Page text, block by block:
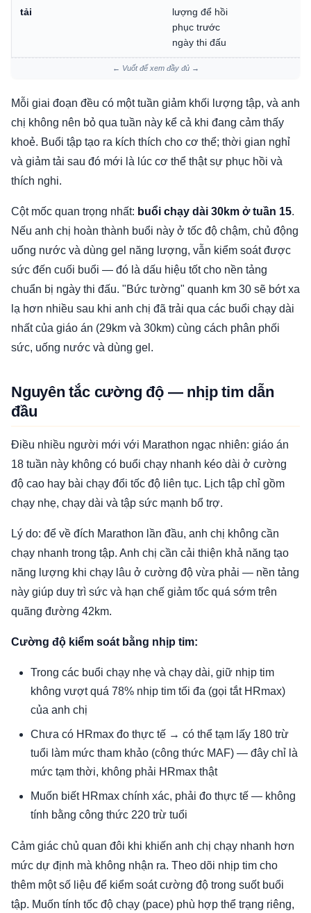
tải
lượng để hồi
phục trước
ngày thi đấu
← Vuốt để xem đầy đủ →
Mỗi giai đoạn đều có một tuần giảm khối lượng tập, và anh
chị không nên bỏ qua tuần này kể cả khi đang cảm thấy
khoẻ. Buổi tập tạo ra kích thích cho cơ thể; thời gian nghỉ
và giảm tải sau đó mới là lúc cơ thể thật sự phục hồi và
thích nghi.
Cột mốc quan trọng nhất: buổi chạy dài 30km ở tuần 15.
Nếu anh chị hoàn thành buổi này ở tốc độ chậm, chủ động
uống nước và dùng gel năng lượng, vẫn kiểm soát được
sức đến cuối buổi — đó là dấu hiệu tốt cho nền tảng
chuẩn bị ngày thi đấu. "Bức tường" quanh km 30 sẽ bớt xa
lạ hơn nhiều sau khi anh chị đã trải qua các buổi chạy dài
nhất của giáo án (29km và 30km) cùng cách phân phối
sức, uống nước và dùng gel.
Nguyên tắc cường độ — nhịp tim dẫn
đầu
Điều nhiều người mới với Marathon ngạc nhiên: giáo án
18 tuần này không có buổi chạy nhanh kéo dài ở cường
độ cao hay bài chạy đổi tốc độ liên tục. Lịch tập chỉ gồm
chạy nhẹ, chạy dài và tập sức mạnh bổ trợ.
Lý do: để về đích Marathon lần đầu, anh chị không cần
chạy nhanh trong tập. Anh chị cần cải thiện khả năng tạo
năng lượng khi chạy lâu ở cường độ vừa phải — nền tảng
này giúp duy trì sức và hạn chế giảm tốc quá sớm trên
quãng đường 42km.
Cường độ kiểm soát bằng nhịp tim:
Trong các buổi chạy nhẹ và chạy dài, giữ nhịp tim
không vượt quá 78% nhịp tim tối đa (gọi tắt HRmax)
của anh chị
Chưa có HRmax đo thực tế → có thể tạm lấy 180 trừ
tuổi làm mức tham khảo (công thức MAF) — đây chỉ là
mức tạm thời, không phải HRmax thật
Muốn biết HRmax chính xác, phải đo thực tế — không
tính bằng công thức 220 trừ tuổi
Cảm giác chủ quan đôi khi khiến anh chị chạy nhanh hơn
mức dự định mà không nhận ra. Theo dõi nhịp tim cho
thêm một số liệu để kiểm soát cường độ trong suốt buổi
tập. Muốn tính tốc độ chạy (pace) phù hợp thể trạng riêng,